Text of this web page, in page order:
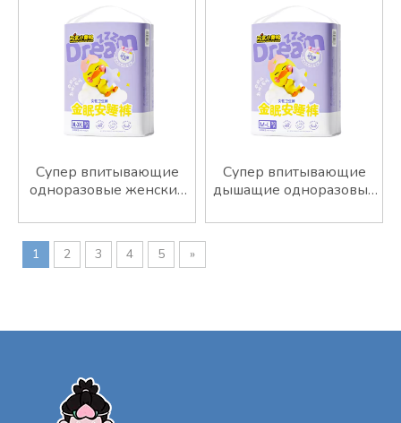
Супер впитывающие
одноразовые женские
Менструальные
прокладки Панти для
женских подгузников
Супер впитывающие
дышащие одноразовые
1 2 3 4 5 »